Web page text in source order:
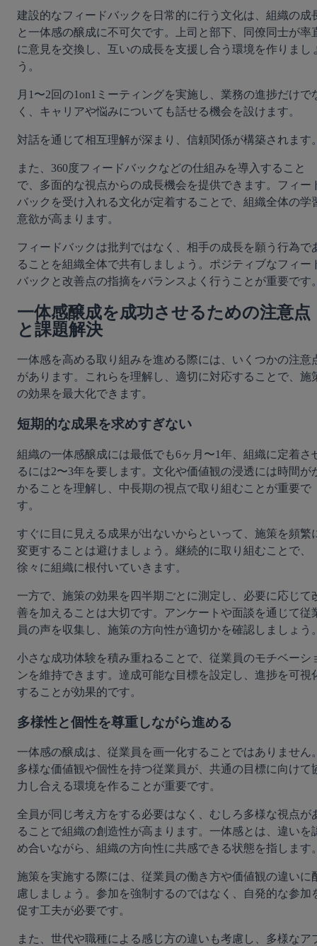
建設的なフィードバックを日常的に行う文化は、組織の成
と一体感の醸成に不可欠です。上司と部下、同僚同士が率
に意見を交換し、互いの成長を支援し合う環境を作りまし
う。
月1〜2回の1on1ミーティングを実施し、業務の進捗だけで
く、キャリアや悩みについても話せる機会を設けます。
対話を通じて相互理解が深まり、信頼関係が構築されます
また、360度フィードバックなどの仕組みを導入すること
で、多面的な視点からの成長機会を提供できます。フィー
バックを受け入れる文化が定着することで、組織全体の学
意欲が高まります。
フィードバックは批判ではなく、相手の成長を願う行為で
ることを組織全体で共有しましょう。ポジティブなフィー
バックと改善点の指摘をバランスよく行うことが重要です
一体感醸成を成功させるための注意点
と課題解決
一体感を高める取り組みを進める際には、いくつかの注意
があります。これらを理解し、適切に対応することで、施
の効果を最大化できます。
短期的な成果を求めすぎない
組織の一体感醸成には最低でも6ヶ月〜1年、組織に定着さ
るには2〜3年を要します。文化や価値観の浸透には時間が
かることを理解し、中長期の視点で取り組むことが重要で
す。
すぐに目に見える成果が出ないからといって、施策を頻繁
変更することは避けましょう。継続的に取り組むことで、
徐々に組織に根付いていきます。
一方で、施策の効果を四半期ごとに測定し、必要に応じて
善を加えることは大切です。アンケートや面談を通じて従
員の声を収集し、施策の方向性が適切かを確認しましょう
小さな成功体験を積み重ねることで、従業員のモチベーシ
ンを維持できます。達成可能な目標を設定し、進捗を可視
することが効果的です。
多様性と個性を尊重しながら進める
一体感の醸成は、従業員を画一化することではありません
多様な価値観や個性を持つ従業員が、共通の目標に向けて
力し合える環境を作ることが重要です。
全員が同じ考え方をする必要はなく、むしろ多様な視点が
ることで組織の創造性が高まります。一体感とは、違いを
め合いながら、組織の方向性に共感できる状態を指します
施策を実施する際には、従業員の働き方や価値観の違いに
慮しましょう。参加を強制するのではなく、自発的な参加
促す工夫が必要です。
また、世代や職種による感じ方の違いも考慮し、多様なア